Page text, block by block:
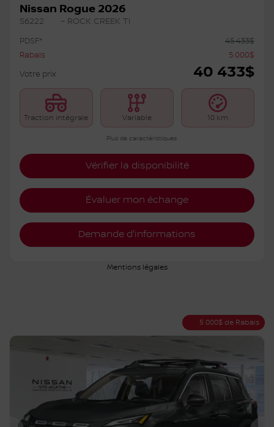
Nissan Rogue 2026
S6222
– ROCK CREEK TI
PDSF*
45 433$
Rabais
5 000$
Votre prix
40 433$
Traction intégrale Variable 10 km
Plus de caractéristiques
Vérifier la disponibilité
Évaluer mon échange
Demande d'informations
Mentions légales
5 000$ de Rabais